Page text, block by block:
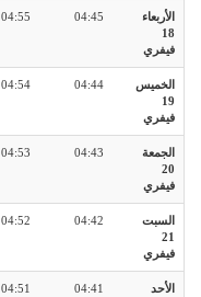
الأربعاء
18
فيفري
04:45
04:55
الخميس
19
فيفري
04:44
04:54
الجمعة
20
فيفري
04:43
04:53
السبت
21
فيفري
04:42
04:52
الأحد
04:41
04:51